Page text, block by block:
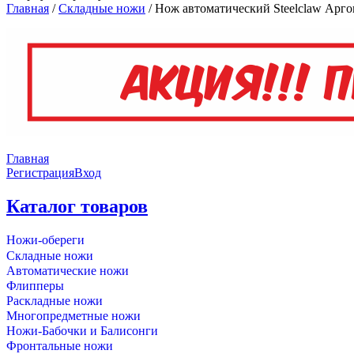
Главная /Складные ножи /Нож автоматический Steelclaw
Главная
РегистрацияВход
Каталог товаров
Ножи-обереги
Складные ножи
Автоматические ножи
Флипперы
Раскладные ножи
Многопредметные ножи
Ножи-Бабочки и Балисонги
Фронтальные ножи